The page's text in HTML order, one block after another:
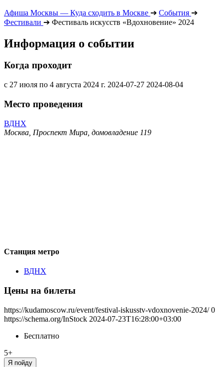
Афиша Москвы — Куда сходить в Москве ➔ События ➔
Фестивали ➔ Фестиваль искусств «Вдохновение» 2024
Информация о событии
Когда проходит
с 27 июля по 4 августа 2024 г. 2024-07-27 2024-08-04
Место проведения
ВДНХ
Москва, Проспект Мира, домовладение 119
Станция метро
ВДНХ
Цены на билеты
https://kudamoscow.ru/event/festival-iskusstv-vdoxnovenie-2024/ 0
https://schema.org/InStock 2024-07-23T16:28:00+03:00
Бесплатно
5+
Я пойду